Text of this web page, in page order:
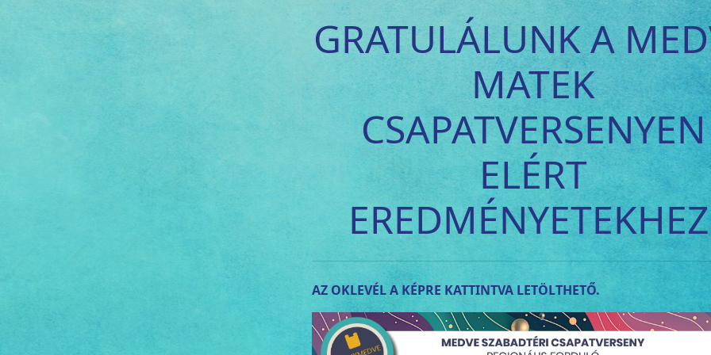
GRATULÁLUNK A
MATEK
CSAPATVERSENYEN
ELÉRT
AZ OKLEVÉL A KÉPRE KATTINTVA LETÖLTHETŐ.